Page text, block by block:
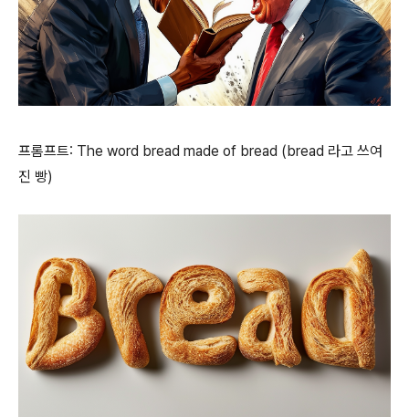
프롬프트: The word bread made of bread (bread 라고 쓰여
진 빵)